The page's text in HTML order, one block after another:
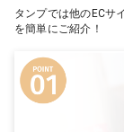
タンプでは他のECサ
を簡単にご紹介！